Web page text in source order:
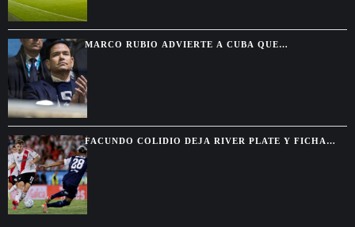
MARCO RUBIO ADVIERTE A CUBA QUE
FACUNDO COLIDIO DEJA RIVER PLATE Y FICHA
POR VASCO DA GAMA HASTA 2029